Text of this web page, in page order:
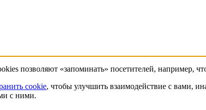
позволяют «запоминать» посетителей, например,
cookie, чтобы улучшить взаимодействие с вами,
с ними.